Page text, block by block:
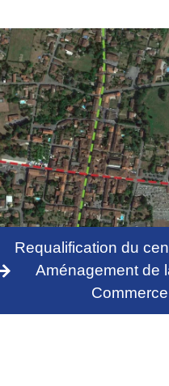
Requalification du
Aménagement de
Commerce